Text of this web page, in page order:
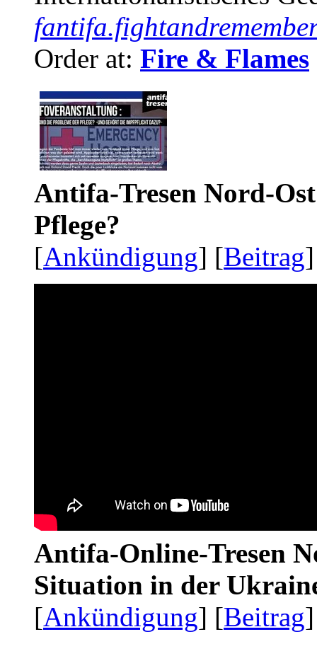
Order at: Fire & Flames
Antifa-Tresen Nord-
Pflege?
[Ankündigung] [Beitrag
Antifa-Online-Tresen
Situation in der
[Ankündigung] [Beitrag